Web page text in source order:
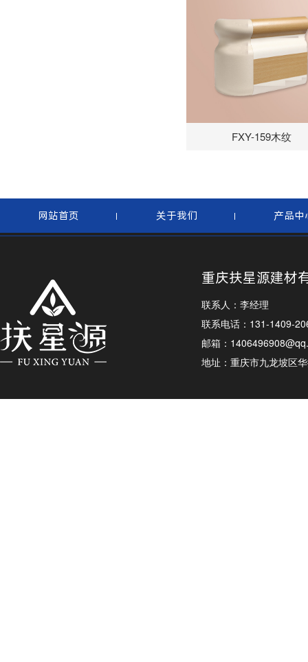
FXY-159木纹
网站首页 关于我们 产品中
重庆扶星源建材
联系人：李经理
联系电话：131-1409-
邮箱：
地址：重庆市九龙坡区